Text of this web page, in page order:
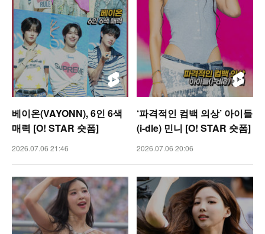
베이온(VAYONN), 6인 6색
매력 [O! STAR 숏폼]
2026.07.06 21:46
‘파격적인 컴백 의상’ 아이들
(i-dle) 민니 [O! STAR 숏폼]
2026.07.06 20:06